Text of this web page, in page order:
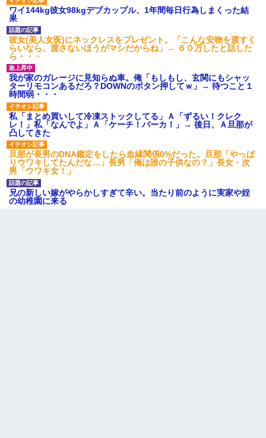
ワイ144kg彼女98kgデブカップル、1年間毎日行為しまくった結
果
彼女(美人女医)にネックレスをプレゼント。「こんな安物を渡すく
らいなら、渡さないほうがマシだからね」→ ６０万したと話した
ら・・・
我が家のガレージに見知らぬ車。俺「もしもし、玄関にもシャッ
ターリモコンあるだろ？DOWNのボタン押してｗ」→ 待つこと１
時間弱・・・
私「まとめ買いして冷凍ストックしてる」Ａ「ずるい！クレク
レ！」私「なんでよ」Ａ「ケーチ！バーカ！」→ 後日、Ａ旦那が
凸してきた
旦那が長男のDNA鑑定をしたら血縁関係0%だった。旦那「やっぱ
りウワキしてたんだな…」長男「俺は誰の子供なの？」長女・次
男「ウワキ女！」
兄の新しい嫁がやらかしすぎて辛い。当たり前のように実家や姪
の幼稚園に来る